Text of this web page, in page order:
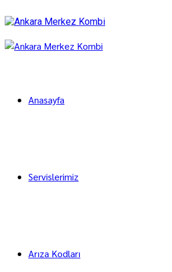
Anasayfa
Servislerimiz
Arıza Kodları